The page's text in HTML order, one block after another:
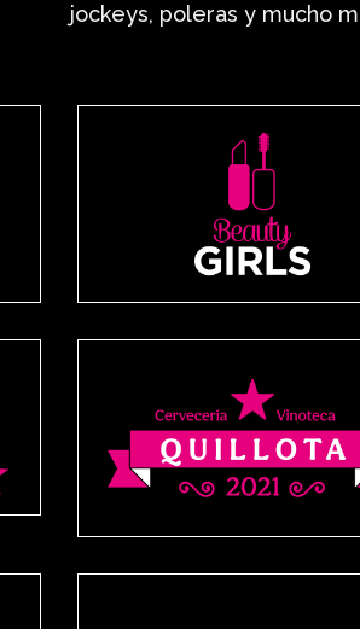
jockeys, poleras y mucho